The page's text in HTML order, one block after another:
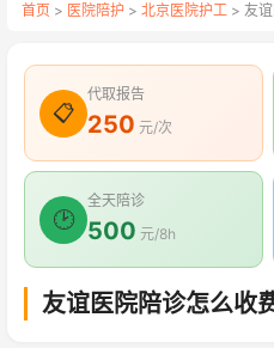
首页 > 医院陪护 > 北京医院护工 > 友
📋
代取报告
250 元/次
🕑
全天陪诊
500 元/8h
友谊医院陪诊怎么收